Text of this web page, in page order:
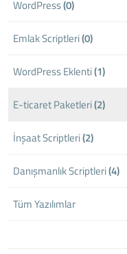
WordPress(0)
Emlak Scriptleri(0)
WordPress Eklenti(1)
E-ticaret Paketleri(2)
İnşaat Scriptleri(2)
Danışmanlık Scriptleri(4)
Tüm Yazılımlar